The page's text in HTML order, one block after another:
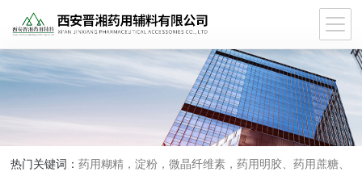
热门关键词：药用糊精，淀粉，微晶纤维素，药用明胶、药用蔗糖、